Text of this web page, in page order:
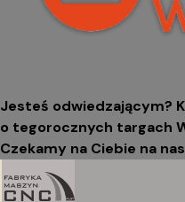
Jesteś odwiedzającym?
o tegorocznych targach
Czekamy na Ciebie na